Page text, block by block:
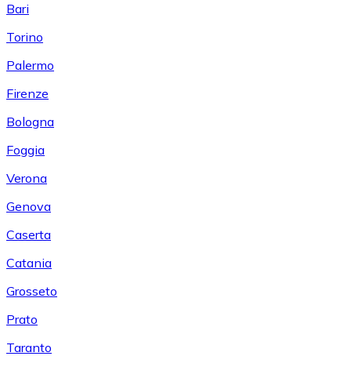
Bari
Torino
Palermo
Firenze
Bologna
Foggia
Verona
Genova
Caserta
Catania
Grosseto
Prato
Taranto